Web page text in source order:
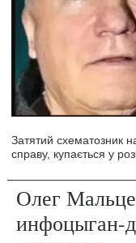
Затятий схематозник
справу, купається у
Олег
инфоцыган-